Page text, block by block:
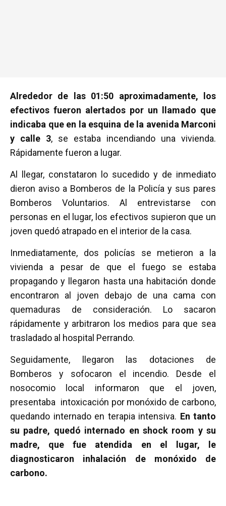
Alrededor de las 01:50 aproximadamente, los
efectivos fueron alertados por un llamado que
indicaba que en la esquina de la avenida Marconi
y calle 3, se estaba incendiando una vivienda.
Rápidamente fueron a lugar.
Al llegar, constataron lo sucedido y de inmediato
dieron aviso a Bomberos de la Policía y sus pares
Bomberos Voluntarios. Al entrevistarse con
personas en el lugar, los efectivos supieron que un
joven quedó atrapado en el interior de la casa.
Inmediatamente, dos policías se metieron a la
vivienda a pesar de que el fuego se estaba
propagando y llegaron hasta una habitación donde
encontraron al joven debajo de una cama con
quemaduras de consideración. Lo sacaron
rápidamente y arbitraron los medios para que sea
trasladado al hospital Perrando.
Seguidamente, llegaron las dotaciones de
Bomberos y sofocaron el incendio. Desde el
nosocomio local informaron que el joven,
presentaba intoxicación por monóxido de carbono,
quedando internado en terapia intensiva. En tanto
su padre, quedó internado en shock room y su
madre, que fue atendida en el lugar, le
diagnosticaron inhalación de monóxido de
carbono.